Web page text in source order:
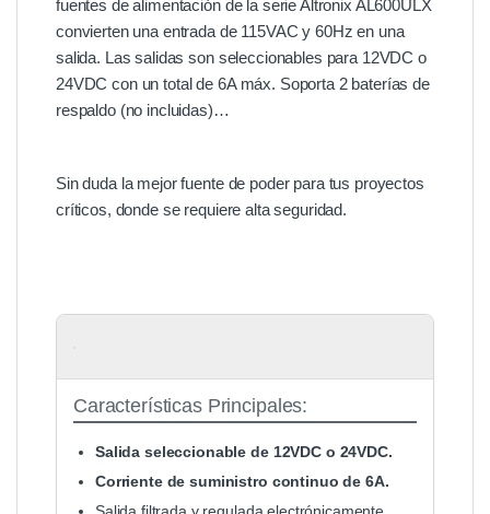
fuentes de alimentación de la serie Altronix AL600ULX
convierten una entrada de 115VAC y 60Hz en una
salida. Las salidas son seleccionables para 12VDC o
24VDC con un total de 6A máx. Soporta 2 baterías de
respaldo (no incluidas)…
Sin duda la mejor fuente de poder para tus proyectos
críticos, donde se requiere alta seguridad.
Características Principales:
Salida seleccionable de 12VDC o 24VDC.
Corriente de suministro continuo de 6A.
Salida filtrada y regulada electrónicamente.